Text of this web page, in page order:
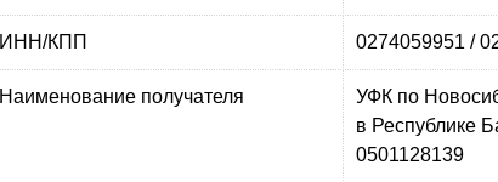
ИНН/КПП 0274059951 /
Наименование получателя
УФК по
в Республике
0501128139